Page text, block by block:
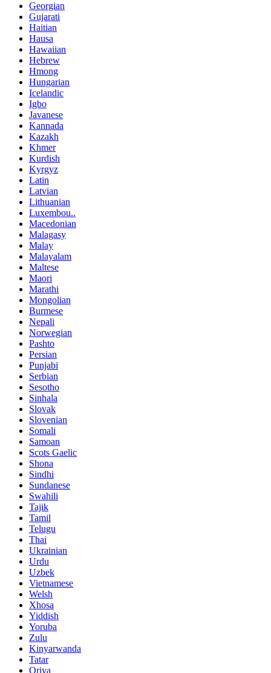
Georgian
Gujarati
Haitian
Hausa
Hawaiian
Hebrew
Hmong
Hungarian
Icelandic
Igbo
Javanese
Kannada
Kazakh
Khmer
Kurdish
Kyrgyz
Latin
Latvian
Lithuanian
Luxembou..
Macedonian
Malagasy
Malay
Malayalam
Maltese
Maori
Marathi
Mongolian
Burmese
Nepali
Norwegian
Pashto
Persian
Punjabi
Serbian
Sesotho
Sinhala
Slovak
Slovenian
Somali
Samoan
Scots Gaelic
Shona
Sindhi
Sundanese
Swahili
Tajik
Tamil
Telugu
Thai
Ukrainian
Urdu
Uzbek
Vietnamese
Welsh
Xhosa
Yiddish
Yoruba
Zulu
Kinyarwanda
Tatar
Oriya